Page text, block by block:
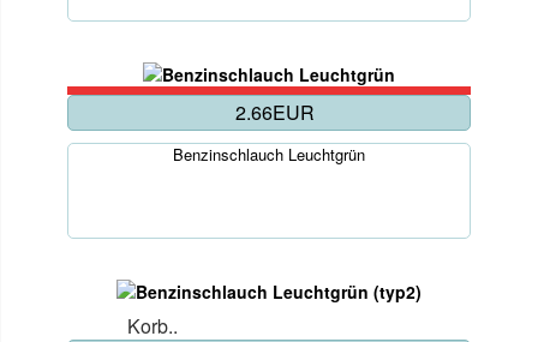
2.66EUR
Benzinschlauch Leuchtgrün
Korb..